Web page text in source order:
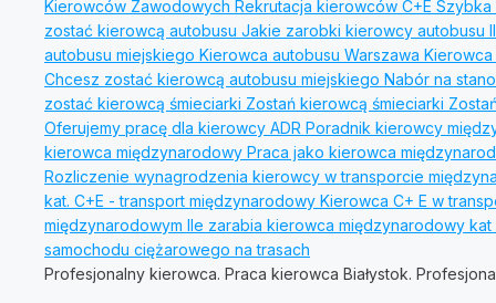
Profesjonalny kierowca. Praca kierowca Białystok.